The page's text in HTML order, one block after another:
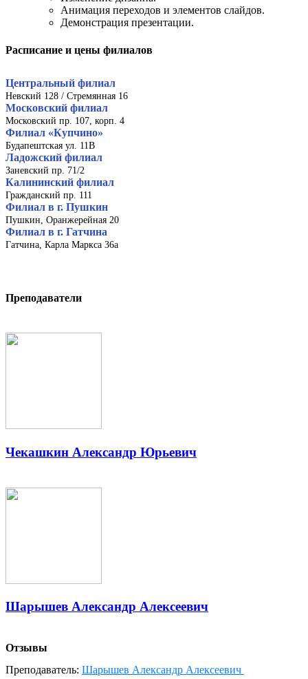
Анимация переходов и элементов слайдов.
Демонстрация презентации.
Расписание и цены филиалов
Центральный филиал
Невский 128 / Стремянная 16
Московский филиал
Московский пр. 107, корп. 4
Филиал «Купчино»
Будапештская ул. 11В
Ладожский филиал
Заневский пр. 71/2
Калининский филиал
Гражданский пр. 111
Филиал в г. Пушкин
Пушкин, Оранжерейная 20
Филиал в г. Гатчина
Гатчина, Карла Маркса 36а
Преподаватели
Чекашкин Александр Юрьевич
Шарышев Александр Алексеевич
Отзывы
Преподаватель: Шарышев Александр Алексеевич